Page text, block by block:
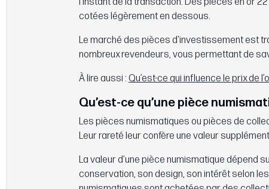
l’instant de la transaction. Des pièces en or
cotées légèrement en dessous.
Le marché des pièces d’investissement est
nombreux revendeurs, vous permettant de
À lire aussi : Qu’est-ce qui influence le prix de
Qu’est-ce qu’une pièce
Les pièces numismatiques ou pièces de
Leur rareté leur confère une valeur
La valeur d’une pièce numismatique dépend
conservation, son design, son intérêt selon